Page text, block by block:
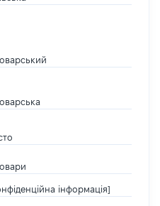
інформація]